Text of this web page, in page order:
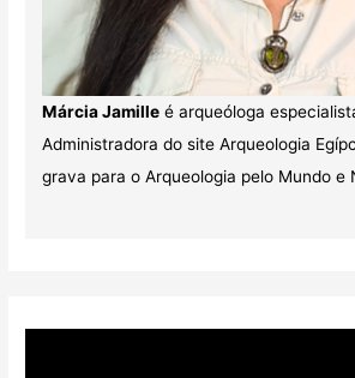
Márcia Jamilleé arqueóloga
Administradora do site Arqueologia
grava para o Arqueologia pelo Mundo e